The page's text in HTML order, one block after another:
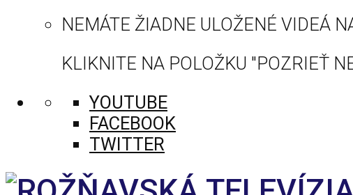
NEMÁTE ŽIADNE ULOŽENÉ VIDEÁ
KLIKNITE NA POLOŽKU "POZRIEŤ
YOUTUBE
FACEBOOK
TWITTER